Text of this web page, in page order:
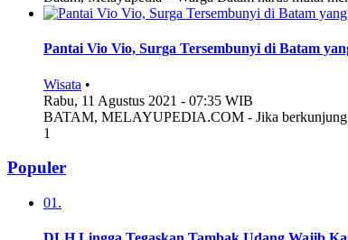
Pantai Vio Vio, Surga Tersembunyi di Batam
Wisata •
Rabu, 11 Agustus 2021 - 07:35 WIB
BATAM, MELAYUPEDIA.COM - Jika berkunjung
1
Populer
01.